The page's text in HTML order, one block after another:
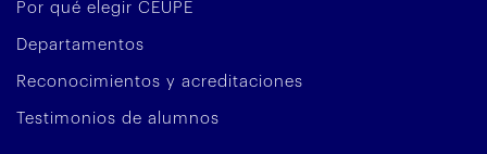
Por qué elegir CEUPE
Departamentos
Reconocimientos y acreditaciones
Testimonios de alumnos